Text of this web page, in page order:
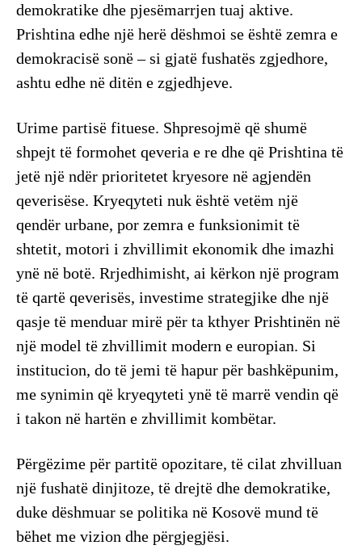
demokratike dhe pjesëmarrjen tuaj aktive.
Prishtina edhe një herë dëshmoi se është zemra e
demokracisë sonë – si gjatë fushatës zgjedhore,
ashtu edhe në ditën e zgjedhjeve.
Urime partisë fituese. Shpresojmë që shumë
shpejt të formohet qeveria e re dhe që Prishtina të
jetë një ndër prioritetet kryesore në agjendën
qeverisëse. Kryeqyteti nuk është vetëm një
qendër urbane, por zemra e funksionimit të
shtetit, motori i zhvillimit ekonomik dhe imazhi
ynë në botë. Rrjedhimisht, ai kërkon një program
të qartë qeverisës, investime strategjike dhe një
qasje të menduar mirë për ta kthyer Prishtinën në
një model të zhvillimit modern e europian. Si
institucion, do të jemi të hapur për bashkëpunim,
me synimin që kryeqyteti ynë të marrë vendin që
i takon në hartën e zhvillimit kombëtar.
Përgëzime për partitë opozitare, të cilat zhvilluan
një fushatë dinjitoze, të drejtë dhe demokratike,
duke dëshmuar se politika në Kosovë mund të
bëhet me vizion dhe përgjegjësi.